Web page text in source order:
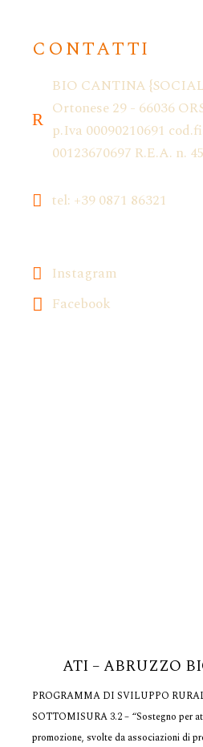
CONTATTI
BIO CANTINA
Ortonese 29 - 66036
p.Iva 00090210691
00123670697 R.E.A. n.
tel: +39 0871 86321
Instagram
Facebook
ATI – ABRUZZO
PROGRAMMA DI SVILUPPO
SOTTOMISURA 3.2 – “Sostegno per
promozione, svolte da associazioni di